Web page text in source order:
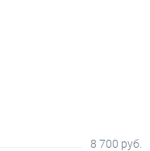
8 700 руб.